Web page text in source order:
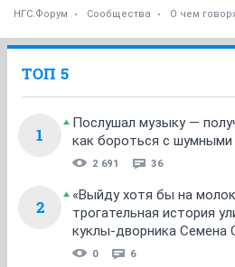
НГС.Форум Сообщества О чем
ТОП 5
1
Послушал музыку —
как бороться с
2 691 36
2
«Выйду хотя бы на
трогательная история
куклы-дворника Семена
0 6